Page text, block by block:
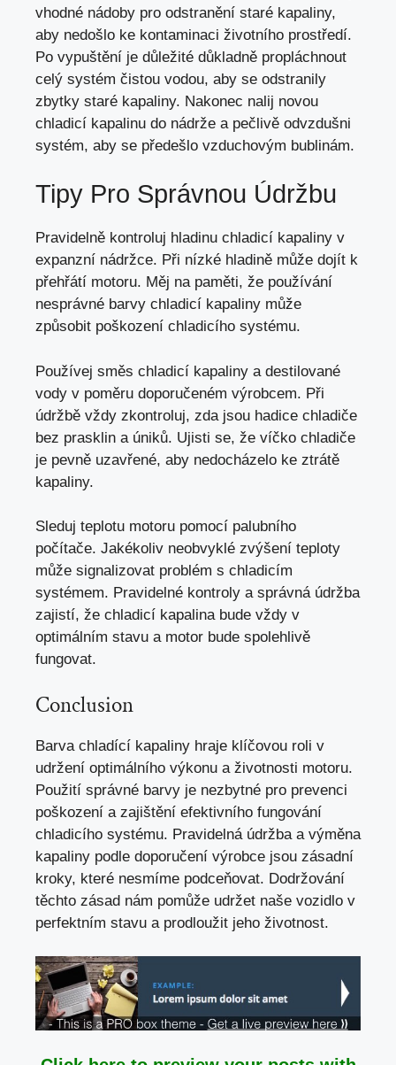
vhodné nádoby pro odstranění staré kapaliny,
aby nedošlo ke kontaminaci životního prostředí.
Po vypuštění je důležité důkladně propláchnout
celý systém čistou vodou, aby se odstranily
zbytky staré kapaliny. Nakonec nalij novou
chladicí kapalinu do nádrže a pečlivě odvzdušni
systém, aby se předešlo vzduchovým bublinám.
Tipy Pro Správnou Údržbu
Pravidelně kontroluj hladinu chladicí kapaliny v
expanzní nádržce. Při nízké hladině může dojít k
přehřátí motoru. Měj na paměti, že používání
nesprávné barvy chladicí kapaliny může
způsobit poškození chladicího systému.
Používej směs chladicí kapaliny a destilované
vody v poměru doporučeném výrobcem. Při
údržbě vždy zkontroluj, zda jsou hadice chladiče
bez prasklin a úniků. Ujisti se, že víčko chladiče
je pevně uzavřené, aby nedocházelo ke ztrátě
kapaliny.
Sleduj teplotu motoru pomocí palubního
počítače. Jakékoliv neobvyklé zvýšení teploty
může signalizovat problém s chladicím
systémem. Pravidelné kontroly a správná údržba
zajistí, že chladicí kapalina bude vždy v
optimálním stavu a motor bude spolehlivě
fungovat.
Conclusion
Barva chladící kapaliny hraje klíčovou roli v
udržení optimálního výkonu a životnosti motoru.
Použití správné barvy je nezbytné pro prevenci
poškození a zajištění efektivního fungování
chladicího systému. Pravidelná údržba a výměna
kapaliny podle doporučení výrobce jsou zásadní
kroky, které nesmíme podceňovat. Dodržování
těchto zásad nám pomůže udržet naše vozidlo v
perfektním stavu a prodloužit jeho životnost.